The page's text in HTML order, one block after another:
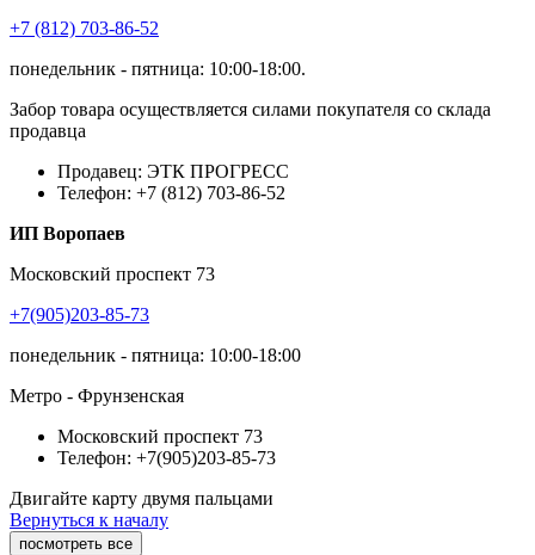
+7 (812) 703-86-52
понедельник - пятница: 10:00-18:00.
Забор товара осуществляется силами покупателя со склада
продавца
Продавец: ЭТК ПРОГРЕСС
Телефон: +7 (812) 703-86-52
ИП Воропаев
Московский проспект 73
+7(905)203-85-73
понедельник - пятница: 10:00-18:00
Метро - Фрунзенская
Московский проспект 73
Телефон: +7(905)203-85-73
Двигайте карту двумя пальцами
Вернуться к началу
посмотреть все